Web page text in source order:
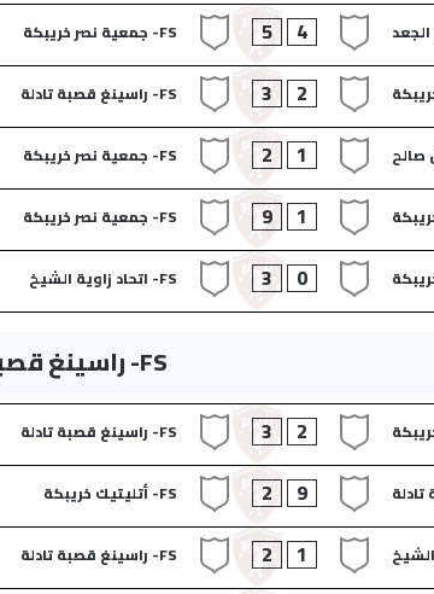
4
5 FS- جمعية نصر خريبكة
2
3 FS- راسينغ قصبة تادلة
1
2 FS- جمعية نصر خريبكة
1
9 FS- جمعية نصر خريبكة
0
3 FS- اتحاد زاوية الشيخ
FS- راسينغ قصبة تادلة
2
3 FS- راسينغ قصبة تادلة
9
2 FS- أتليتيك خريبكة
1
2 FS- راسينغ قصبة تادلة